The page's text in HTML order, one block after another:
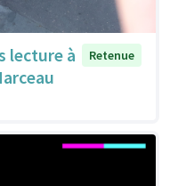
lecture à
Retenue